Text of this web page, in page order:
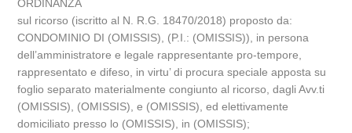
ORDINANZA
sul ricorso (iscritto al N. R.G. 18470/2018) proposto da:
CONDOMINIO DI (OMISSIS), (P.I.: (OMISSIS)), in persona
dell’amministratore e legale rappresentante pro-tempore,
rappresentato e difeso, in virtu’ di procura speciale apposta su
foglio separato materialmente congiunto al ricorso, dagli Avv.ti
(OMISSIS), (OMISSIS), e (OMISSIS), ed elettivamente
domiciliato presso lo (OMISSIS), in (OMISSIS);